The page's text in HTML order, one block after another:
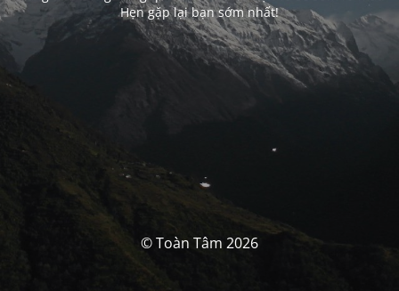
Hẹn gặp lại bạn sớm nhất!
© Toàn Tâm 2026